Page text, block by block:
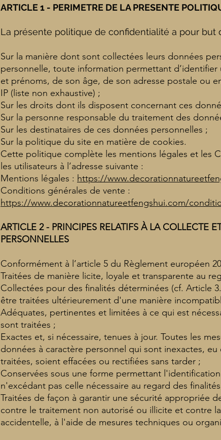
ARTICLE 1 - PERIMETRE DE LA PRESENTE
La présente politique de confidentialité a pour but
Sur la manière dont sont collectées leurs données
personnelle, toute information permettant
et prénoms, de son âge, de son adresse postale ou
IP (liste non exhaustive) ;
Sur les droits dont ils disposent concernant ces
Sur la personne responsable du traitement des
Sur les destinataires de ces données personnelles ;
Sur la politique du site en matière de cookies.
Cette politique complète les mentions légales et les
les utilisateurs à l’adresse suivante :
Mentions légales : https://
Conditions générales de vente :
https://www.decorationnatureetfengshui.com/
ARTICLE 2 - PRINCIPES RELATIFS À LA COLLECTE
PERSONNELLES
Conformément à l’article 5 du Règlement européen
Traitées de manière licite, loyale et transparente au
Collectées pour des finalités déterminées (cf. Article
être traitées ultérieurement d'une manière
Adéquates, pertinentes et limitées à ce qui est
sont traitées ;
Exactes et, si nécessaire, tenues à jour. Toutes les
données à caractère personnel qui sont inexactes,
traitées, soient effacées ou rectifiées sans tarder ;
Conservées sous une forme permettant
n'excédant pas celle nécessaire au regard des
Traitées de façon à garantir une sécurité appropriée
contre le traitement non autorisé ou illicite et contre
accidentelle, à l'aide de mesures techniques ou